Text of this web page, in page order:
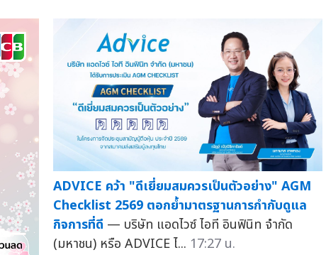
ADVICE คว้า "ดีเยี่ยมสมควรเป็นตัวอย่าง" AGM
Checklist 2569 ตอกย้ำมาตรฐานการกำกับดูแล
กิจการที่ดี — บริษัท แอดไวซ์ ไอที อินฟินิท จำกัด
(มหาชน) หรือ ADVICE ไ... 17:27 น.